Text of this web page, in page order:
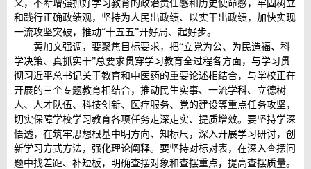
义，不断增强抓好学习教育的政治责任感和历史使命感，牢固树立
和践行正确政绩观，坚持为人民出政绩、以实干出政绩，加快实现
一流攻坚突破，推动“十五五”开好局、起好步。
黄加文强调，要聚焦目标要求，把“立党为公、为民造福、科
学决策、真抓实干”总要求贯穿学习教育全过程各方面，与学习贯
彻习近平总书记关于教育和中医药的重要论述相结合，与学校正在
开展的三个专题教育相结合，推动民生实事、一流学科、立德树
人、人才队伍、科技创新、医疗服务、党的建设等重点任务攻坚，
切实保障学校学习教育各项任务走深走实、提质增效。要坚持学深
悟透，在筑牢思想根基中明方向、知标尺，深入开展学习研讨，创
新学习方式方法，强化理论阐释。要坚持对标对表，在深入查摆问
题中找差距、补短板，明确查摆对象和查摆重点，提高查摆质量。